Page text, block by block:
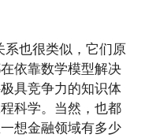
也很类似，它们原
依靠数学模型解决
具竞争力的知识体
科学。当然，也都
想金融领域有多少